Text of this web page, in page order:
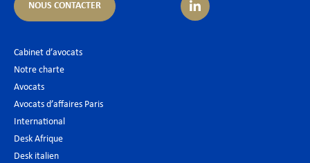
NOUS CONTACTER
Cabinet d’avocats
Notre charte
Avocats
Avocats d’affaires Paris
International
Desk Afrique
Desk italien